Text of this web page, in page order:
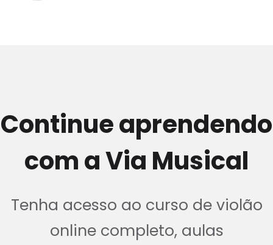
Continue aprendendo
com a Via Musical
Tenha acesso ao curso de violão
online completo, aulas